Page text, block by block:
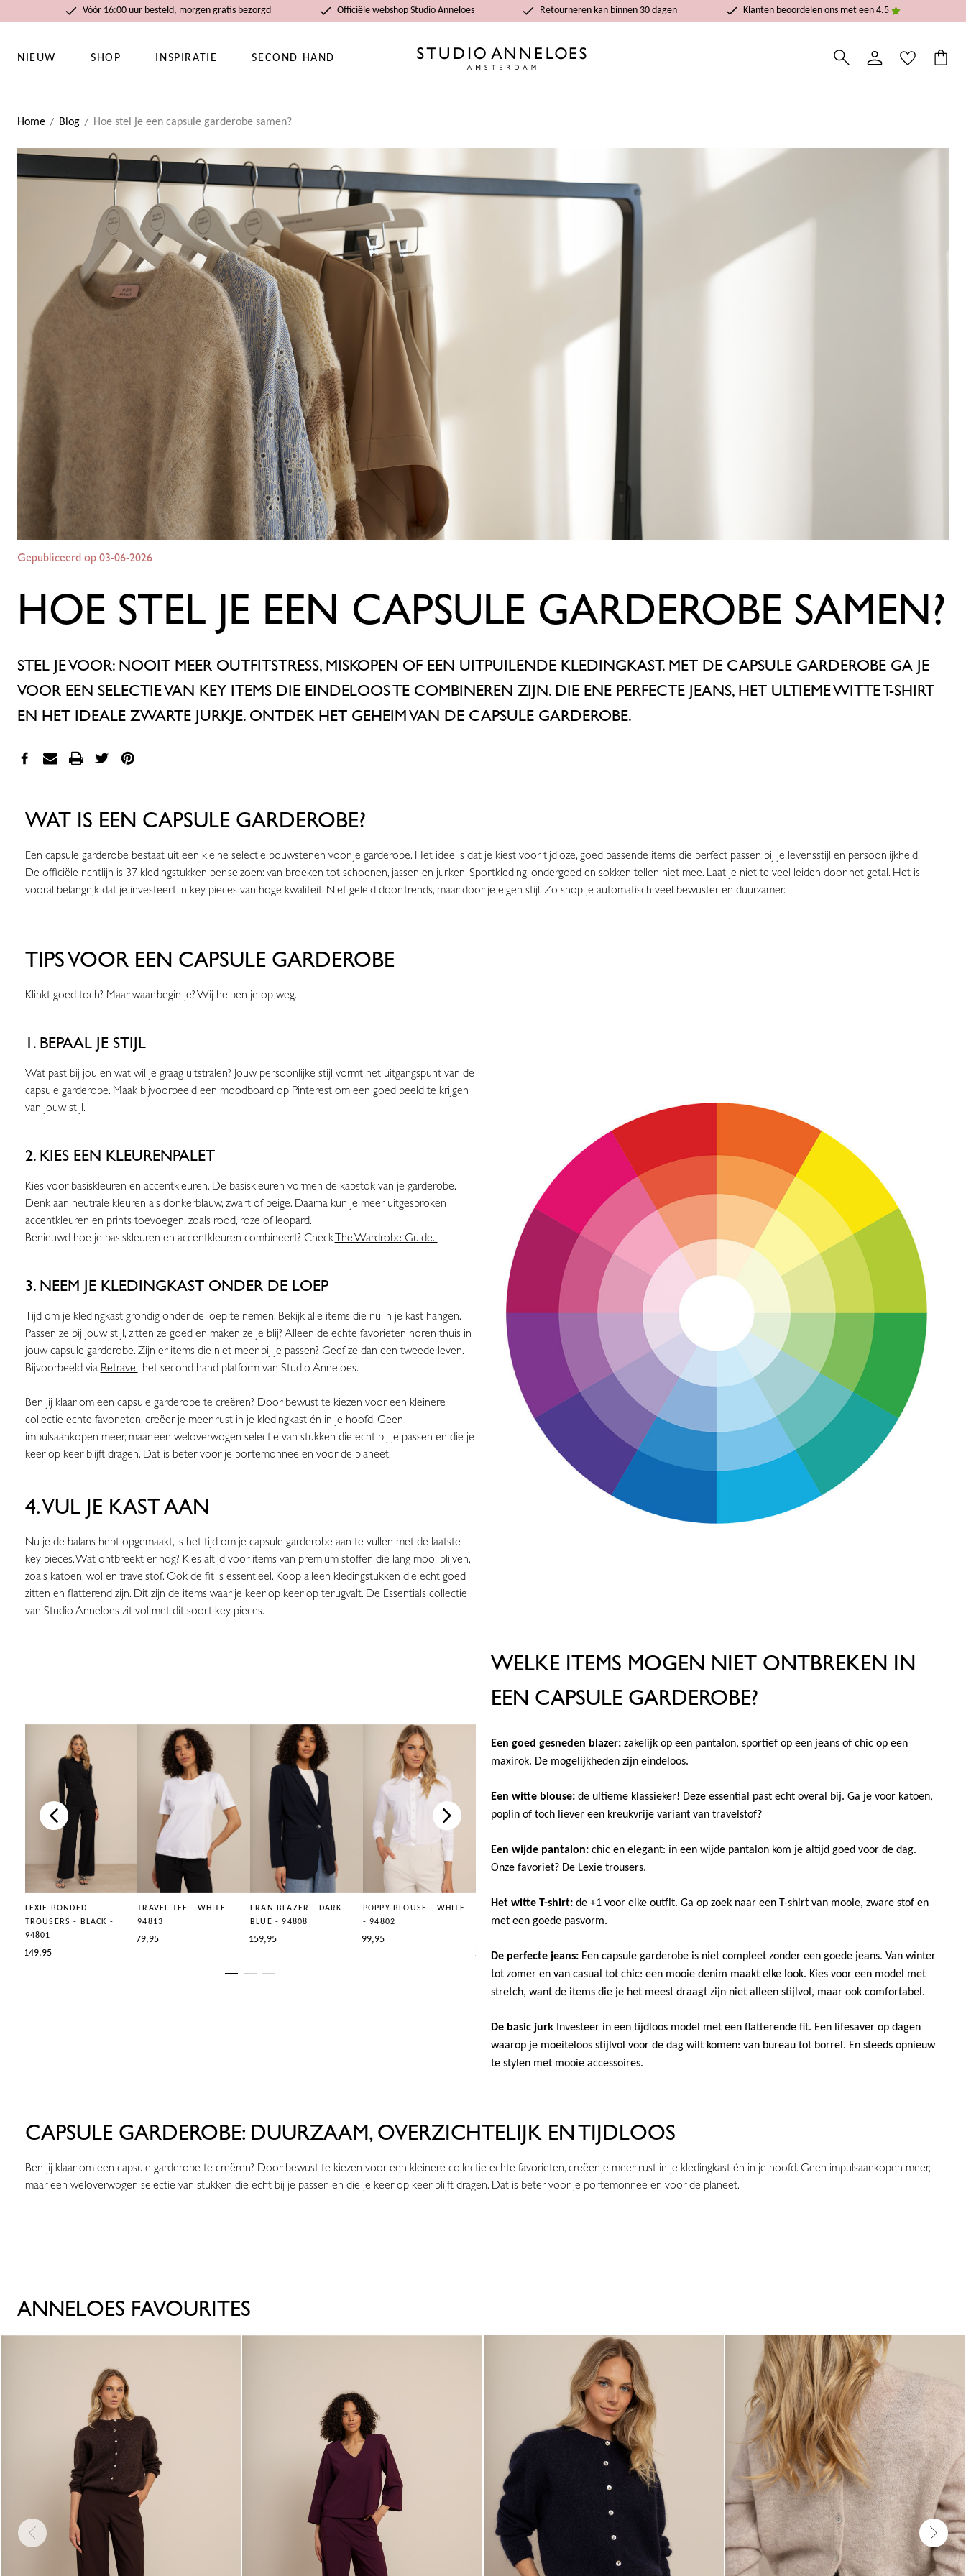
Vóór 16:00 uur besteld, morgen gratis bezorgd Officiële webshop Studio Anneloes Retourneren kan binnen 30 dagen Klanten beoordelen ons met een 4.5
NIEUW SHOP INSPIRATIE SECOND HAND
Home Blog Hoe stel je een capsule garderobe samen?
Gepubliceerd op 03-06-2026
HOE STEL JE EEN CAPSULE GARDEROBE SAMEN?
STEL JE VOOR: NOOIT MEER OUTFITSTRESS, MISKOPEN OF EEN UITPUILENDE KLEDINGKAST. MET DE CAPSULE GARDEROBE GA JE
VOOR EEN SELECTIE VAN KEY ITEMS DIE EINDELOOS TE COMBINEREN ZIJN. DIE ENE PERFECTE JEANS, HET ULTIEME WITTE T-SHIRT
EN HET IDEALE ZWARTE JURKJE. ONTDEK HET GEHEIM VAN DE CAPSULE GARDEROBE.
WAT IS EEN CAPSULE GARDEROBE?
Een capsule garderobe bestaat uit een kleine selectie bouwstenen voor je garderobe. Het idee is dat je kiest voor tijdloze, goed passende items die perfect passen bij je levensstijl en persoonlijkheid.
De officiële richtlijn is 37 kledingstukken per seizoen: van broeken tot schoenen, jassen en jurken. Sportkleding, ondergoed en sokken tellen niet mee. Laat je niet te veel leiden door het getal. Het is
vooral belangrijk dat je investeert in key pieces van hoge kwaliteit. Niet geleid door trends, maar door je eigen stijl. Zo shop je automatisch veel bewuster en duurzamer.
TIPS VOOR EEN CAPSULE GARDEROBE
Klinkt goed toch? Maar waar begin je? Wij helpen je op weg.
1. BEPAAL JE STIJL
Wat past bij jou en wat wil je graag uitstralen? Jouw persoonlijke stijl vormt het uitgangspunt van de
capsule garderobe. Maak bijvoorbeeld een moodboard op Pinterest om een goed beeld te krijgen
van jouw stijl.
2. KIES EEN KLEURENPALET
Kies voor basiskleuren en accentkleuren. De basiskleuren vormen de kapstok van je garderobe.
Denk aan neutrale kleuren als donkerblauw, zwart of beige. Daarna kun je meer uitgesproken
accentkleuren en prints toevoegen, zoals rood, roze of leopard.
Benieuwd hoe je basiskleuren en accentkleuren combineert? CheckThe Wardrobe Guide.
3. NEEM JE KLEDINGKAST ONDER DE LOEP
Tijd om je kledingkast grondig onder de loep te nemen. Bekijk alle items die nu in je kast hangen.
Passen ze bij jouw stijl, zitten ze goed en maken ze je blij? Alleen de echte favorieten horen thuis in
jouw capsule garderobe. Zijn er items die niet meer bij je passen? Geef ze dan een tweede leven.
Bijvoorbeeld via Retravel, het second hand platform van Studio Anneloes.
Ben jij klaar om een capsule garderobe te creëren? Door bewust te kiezen voor een kleinere
collectie echte favorieten, creëer je meer rust in je kledingkast én in je hoofd. Geen
impulsaankopen meer, maar een weloverwogen selectie van stukken die echt bij je passen en die je
keer op keer blijft dragen. Dat is beter voor je portemonnee en voor de planeet.
4. VUL JE KAST AAN
Nu je de balans hebt opgemaakt, is het tijd om je capsule garderobe aan te vullen met de laatste
key pieces. Wat ontbreekt er nog? Kies altijd voor items van premium stoffen die lang mooi blijven,
zoals katoen, wol en travelstof. Ook de fit is essentieel. Koop alleen kledingstukken die echt goed
zitten en flatterend zijn. Dit zijn de items waar je keer op keer op terugvalt. De Essentials collectie
van Studio Anneloes zit vol met dit soort key pieces.
WELKE ITEMS MOGEN NIET ONTBREKEN IN
EEN CAPSULE GARDEROBE?
Een goed gesneden blazer:zakelijk op een pantalon, sportief op een jeans of chic op een
maxirok. De mogelijkheden zijn eindeloos.
Een witte blouse:de ultieme klassieker! Deze essential past echt overal bij. Ga je voor katoen,
poplin of toch liever een kreukvrije variant van travelstof?
Een wijde pantalon:chic en elegant: in een wijde pantalon kom je altijd goed voor de dag.
Onze favoriet? De Lexie trousers.
Het witte T-shirt:de +1 voor elke outfit. Ga op zoek naar een T-shirt van mooie, zware stof en
met een goede pasvorm.
De perfecte jeans:Een capsule garderobe is niet compleet zonder een goede jeans. Van winter
tot zomer en van casual tot chic: een mooie denim maakt elke look. Kies voor een model met
stretch, want de items die je het meest draagt zijn niet alleen stijlvol, maar ook comfortabel.
De basic jurkInvesteer in een tijdloos model met een flatterende fit. Een lifesaver op dagen
waarop je moeiteloos stijlvol voor de dag wilt komen: van bureau tot borrel. En steeds opnieuw
te stylen met mooie accessoires.
LEXIE BONDED
TROUSERS - BLACK -
94801
€149,95
TRAVEL TEE - WHITE -
94813
€79,95
FRAN BLAZER - DARK
BLUE - 94808
€159,95
POPPY BLOUSE - WHITE
- 94802
€99,95
LEXIE BONDED
TROUSERS - DARK BLUE
€149,95
CAPSULE GARDEROBE: DUURZAAM, OVERZICHTELIJK EN TIJDLOOS
Ben jij klaar om een capsule garderobe te creëren? Door bewust te kiezen voor een kleinere collectie echte favorieten, creëer je meer rust in je kledingkast én in je hoofd. Geen impulsaankopen meer,
maar een weloverwogen selectie van stukken die echt bij je passen en die je keer op keer blijft dragen. Dat is beter voor je portemonnee en voor de planeet.
ANNELOES FAVOURITES